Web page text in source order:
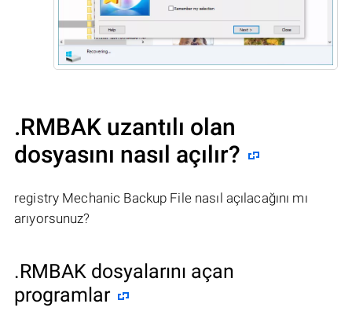
.RMBAK uzantılı olan
dosyasını nasıl açılır?
registry Mechanic Backup File nasıl açılacağını mı
arıyorsunuz?
.RMBAK dosyalarını açan
programlar